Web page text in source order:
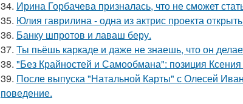
34. Ирина Горбачева призналась, что не сможет
35. Юлия гаврилина - одна из актрис проекта
36. Банку шпротов и лаваш беру.
37. Ты пьёшь каркаде и даже не знаешь, что он
38. "Без Крайностей и Самообмана": позиция
39. После выпуска "Натальной Карты" с Олесей
поведение.